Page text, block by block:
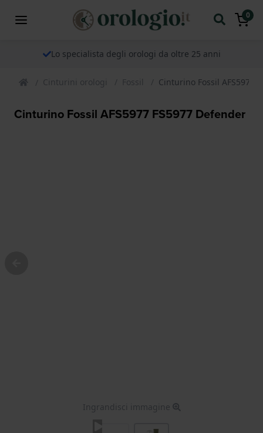
0
Lo specialista degli orologi da oltre 25 anni
Cinturini orologi Fossil Cinturino Fossil AFS5977
Cinturino Fossil AFS5977 FS5977 Defender
Ingrandisci immagine